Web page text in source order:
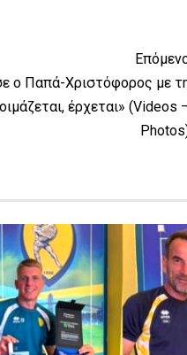
ο Παπά-Χριστόφορος με
έρχεται» (Videos